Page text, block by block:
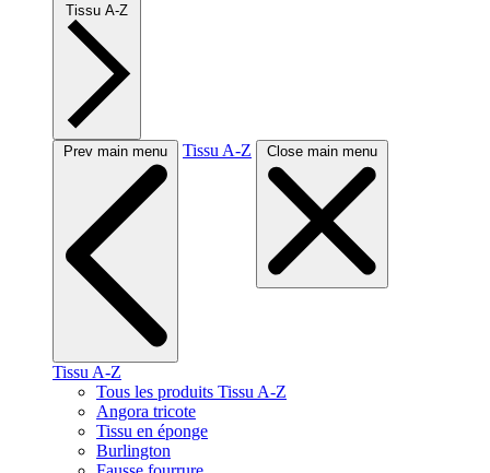
Tissu A-Z
Prev main menu Tissu A-Z Close main menu
Tissu A-Z
Tous les produits Tissu A-Z
Angora tricote
Tissu en éponge
Burlington